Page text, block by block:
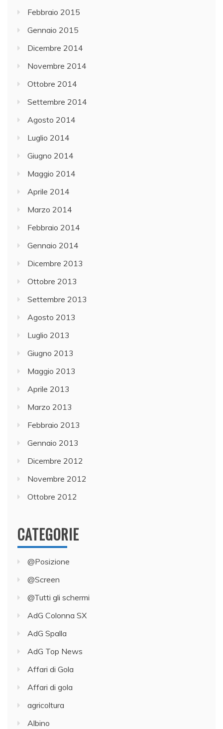
Febbraio 2015
Gennaio 2015
Dicembre 2014
Novembre 2014
Ottobre 2014
Settembre 2014
Agosto 2014
Luglio 2014
Giugno 2014
Maggio 2014
Aprile 2014
Marzo 2014
Febbraio 2014
Gennaio 2014
Dicembre 2013
Ottobre 2013
Settembre 2013
Agosto 2013
Luglio 2013
Giugno 2013
Maggio 2013
Aprile 2013
Marzo 2013
Febbraio 2013
Gennaio 2013
Dicembre 2012
Novembre 2012
Ottobre 2012
CATEGORIE
@Posizione
@Screen
@Tutti gli schermi
AdG Colonna SX
AdG Spalla
AdG Top News
Affari di Gola
Affari di gola
agricoltura
Albino